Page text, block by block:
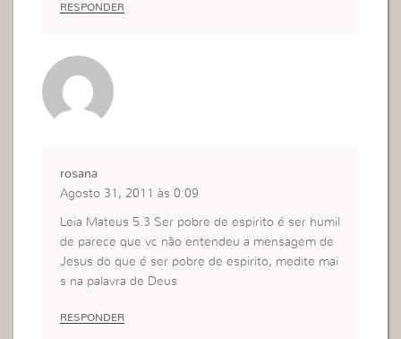
Um grande Abraço
Sara – Amadora
RESPONDER
rosana
Agosto 31, 2011 às 0:09
Leia Mateus 5.3 Ser pobre de espirito é ser humil
de parece que vc não entendeu a mensagem de
Jesus do que é ser pobre de espirito, medite mai
s na palavra de Deus
RESPONDER